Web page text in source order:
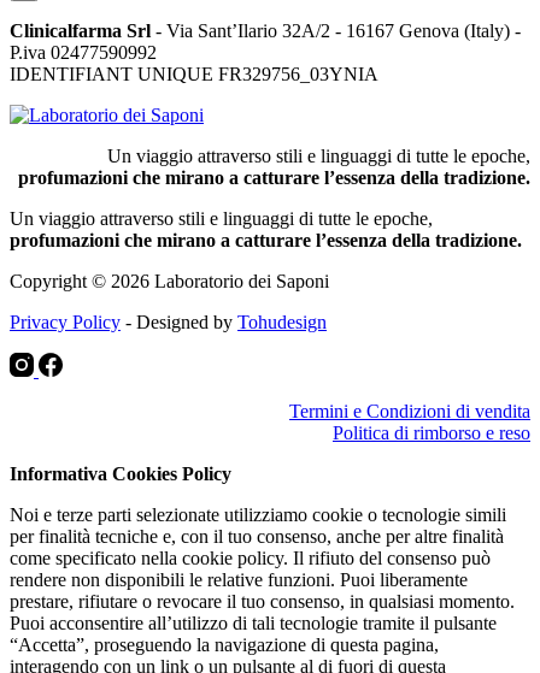
Clinicalfarma Srl - Via Sant’Ilario 32A/2 - 16167 Genova (Italy) -
P.iva 02477590992
IDENTIFIANT UNIQUE FR329756_03YNIA
Un viaggio attraverso stili e linguaggi di tutte le epoche,
profumazioni che mirano a catturare l’essenza della tradizione.
Un viaggio attraverso stili e linguaggi di tutte le epoche,
profumazioni che mirano a catturare l’essenza della tradizione.
Copyright © 2026 Laboratorio dei Saponi
Privacy Policy - Designed by Tohudesign
Termini e Condizioni di vendita
Politica di rimborso e reso
Informativa Cookies Policy
Noi e terze parti selezionate utilizziamo cookie o tecnologie simili
per finalità tecniche e, con il tuo consenso, anche per altre finalità
come specificato nella cookie policy. Il rifiuto del consenso può
rendere non disponibili le relative funzioni. Puoi liberamente
prestare, rifiutare o revocare il tuo consenso, in qualsiasi momento.
Puoi acconsentire all’utilizzo di tali tecnologie tramite il pulsante
“Accetta”, proseguendo la navigazione di questa pagina,
interagendo con un link o un pulsante al di fuori di questa